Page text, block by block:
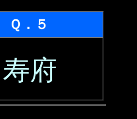
Ｑ．５
寿府